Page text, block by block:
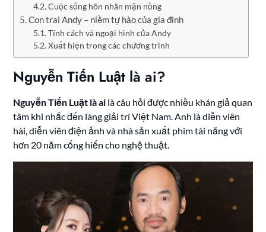
Cuộc sống hôn nhân mặn nồng
Con trai Andy – niềm tự hào của gia đình
Tính cách và ngoại hình của Andy
Xuất hiện trong các chương trình
Nguyễn Tiến Luật là ai?
Nguyễn Tiến Luật là ai là câu hỏi được nhiều khán giả quan
tâm khi nhắc đến làng giải trí Việt Nam. Anh là diễn viên
hài, diễn viên điện ảnh và nhà sản xuất phim tài năng với
hơn 20 năm cống hiến cho nghệ thuật.